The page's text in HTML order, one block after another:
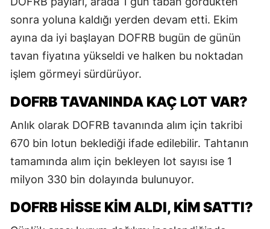
sonra yoluna kaldığı yerden devam etti. Ekim
ayına da iyi başlayan DOFRB bugün de günün
tavan fiyatına yükseldi ve halken bu noktadan
işlem görmeyi sürdürüyor.
DOFRB TAVANINDA KAÇ LOT VAR?
Anlık olarak DOFRB tavanında alım için takribi
670 bin lotun beklediği ifade edilebilir. Tahtanın
tamamında alım için bekleyen lot sayısı ise 1
milyon 330 bin dolayında bulunuyor.
DOFRB HİSSE KİM ALDI, KİM SATTI?